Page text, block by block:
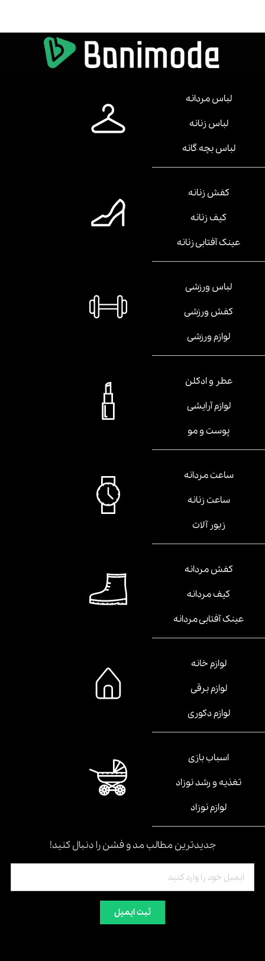
لباس مردانه
لباس زنانه
لباس بچه گانه
کفش زنانه
کیف زنانه
عینک آفتابی زنانه
لباس ورزشی
کفش ورزشی
لوازم ورزشی
عطر و ادکلن
لوازم آرایشی
پوست و مو
ساعت مردانه
ساعت زنانه
زیور آلات
کفش مردانه
کیف مردانه
عینک آفتابی مردانه
لوازم خانه
لوازم برقی
لوازم دکوری
اسباب بازی
تغذیه و رشد نوزاد
لوازم نوزاد
جدیدترین مطالب مد و فشن را دنبال کنید!
ثبت ایمیل